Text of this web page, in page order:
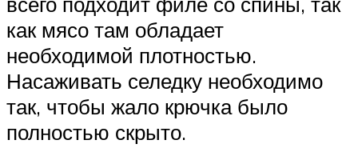
как мясо там обладает
необходимой плотностью.
Насаживать селедку необходимо
так, чтобы жало крючка было
полностью скрыто.